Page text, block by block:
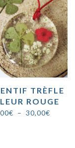
à
30,00€
TRÈFLE
ROUGE
€ – 30,00€